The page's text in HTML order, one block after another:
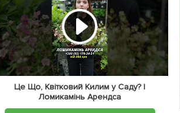
Це Що, Квітковий Килим у Саду? |
Ломикамінь Арендса